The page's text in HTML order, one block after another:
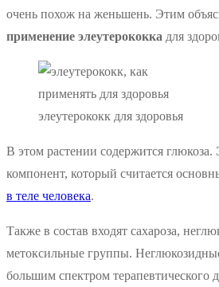
очень похож на женьшень. Этим
применение элеутерококка для
элеутерококк для здоровья
В этом растении содержится
компонент, который считается
в теле человека.
Также в состав входят сахароза,
метоксильные группы.
большим спектром терапевтического